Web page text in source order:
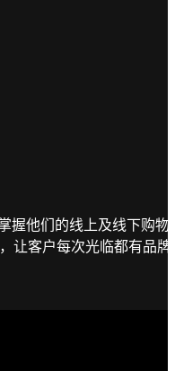
握他们的线上及线下购物
让客户每次光临都有品牌